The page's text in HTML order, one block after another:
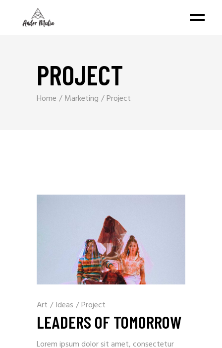
PROJECT
Home Marketing Project
Art / Ideas /Project
LEADERS OF TOMORROW
Lorem ipsum dolor sit amet, consectetur